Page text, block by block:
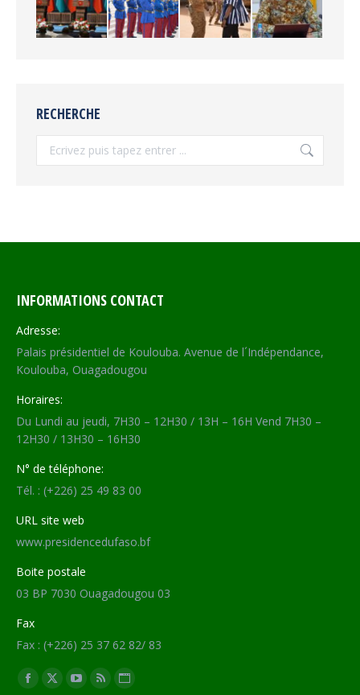
RECHERCHE
INFORMATIONS CONTACT
Adresse:
Palais présidentiel de Koulouba. Avenue de l´Indépendance,
Koulouba, Ouagadougou
Horaires:
Du Lundi au jeudi, 7H30 – 12H30 / 13H – 16H Vend 7H30 –
12H30 / 13H30 – 16H30
N° de téléphone:
Tél. : (+226) 25 49 83 00
URL site web
www.presidencedufaso.bf
Boite postale
03 BP 7030 Ouagadougou 03
Fax
Fax : (+226) 25 37 62 82/ 83
Trouvez nous sur :
Facebook
X
YouTube
RSS Site